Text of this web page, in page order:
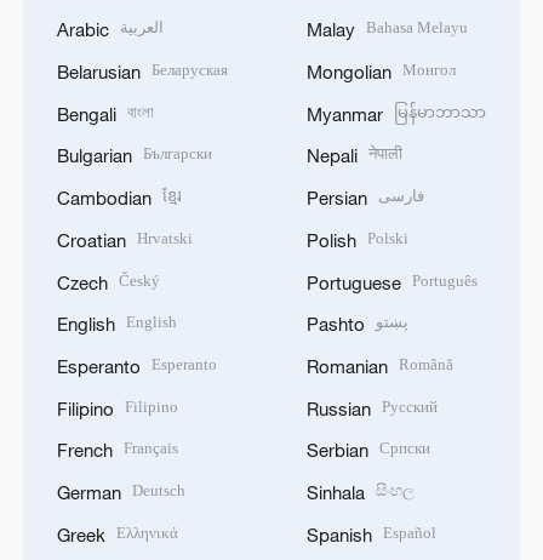
Arabic العربية
Belarusian Беларуская
Bengali বাংলা
Bulgarian Български
Cambodian ខ្មែរ
Croatian Hrvatski
Czech Český
English English
Esperanto Esperanto
Filipino Filipino
French Français
German Deutsch
Greek Ελληνικά
Malay Bahasa Melayu
Mongolian Монгол
Myanmar မြန်မာဘာသာ
Nepali नेपाली
Persian فارسی
Polish Polski
Portuguese Português
Pashto پښتو
Romanian Română
Russian Русский
Serbian Српски
Sinhala සිංහල
Spanish Español